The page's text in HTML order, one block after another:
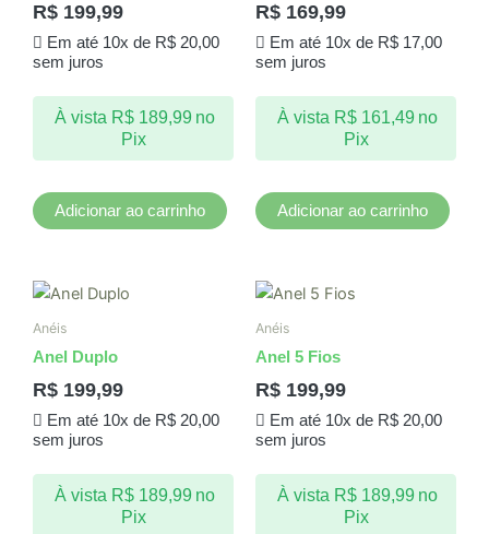
R$ 199,99
Em até 10x de R$20,00
sem juros
À vista R$189,99 no
Pix
Adicionar ao carrinho
R$ 169,99
Em até 10x de R$17,00
sem juros
À vista R$161,49 no
Pix
Adicionar ao carrinho
Anéis
Anel Duplo
R$ 199,99
Em até 10x de R$20,00
sem juros
À vista R$189,99 no
Pix
Anéis
Anel 5 Fios
R$ 199,99
Em até 10x de R$20,00
sem juros
À vista R$189,99 no
Pix
As
podem
ser